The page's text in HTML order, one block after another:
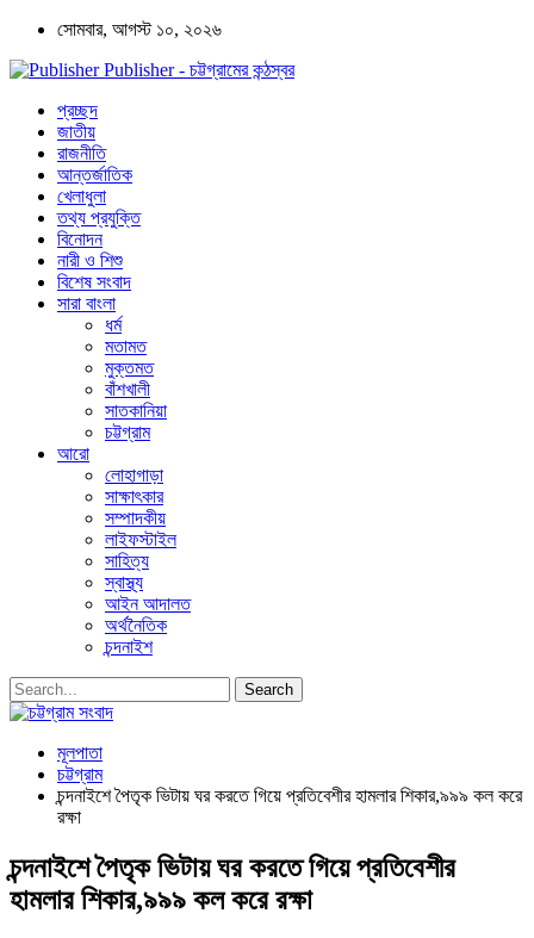
সোমবার, আগস্ট ১০, ২০২৬
Publisher - চট্টগ্রামের কন্ঠস্বর
প্রচ্ছদ
জাতীয়
রাজনীতি
আন্তর্জাতিক
খেলাধুলা
তথ্য প্রযুক্তি
বিনোদন
নারী ও শিশু
বিশেষ সংবাদ
সারা বাংলা
ধর্ম
মতামত
মুক্তমত
বাঁশখালী
সাতকানিয়া
চট্টগ্রাম
আরো
লোহাগাড়া
সাক্ষাৎকার
সম্পাদকীয়
লাইফস্টাইল
সাহিত্য
স্বাস্থ্য
আইন আদালত
অর্থনৈতিক
চন্দনাইশ
মূলপাতা
চট্টগ্রাম
চন্দনাইশে পৈতৃক ভিটায় ঘর করতে গিয়ে প্রতিবেশীর হামলার শিকার,৯৯৯ কল করে
রক্ষা
চন্দনাইশে পৈতৃক ভিটায় ঘর করতে গিয়ে প্রতিবেশীর
হামলার শিকার,৯৯৯ কল করে রক্ষা